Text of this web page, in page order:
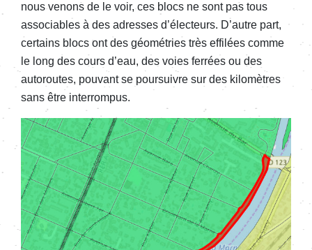
nous venons de le voir, ces blocs ne sont pas tous
associables à des adresses d’électeurs. D’autre part,
certains blocs ont des géométries très effilées comme
le long des cours d’eau, des voies ferrées ou des
autoroutes, pouvant se poursuivre sur des kilomètres
sans être interrompus.